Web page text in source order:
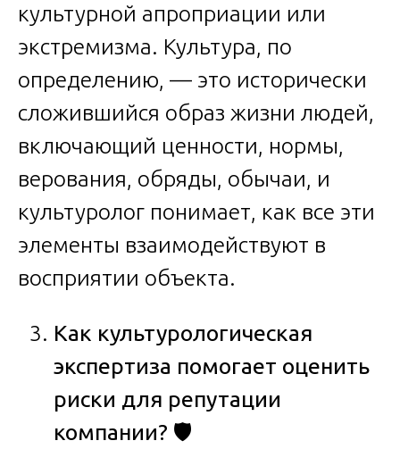
культурной апроприации или
экстремизма. Культура, по
определению, — это исторически
сложившийся образ жизни людей,
включающий ценности, нормы,
верования, обряды, обычаи, и
культуролог понимает, как все эти
элементы взаимодействуют в
восприятии объекта.
Как культурологическая
экспертиза помогает оценить
риски для репутации
компании? 🛡️